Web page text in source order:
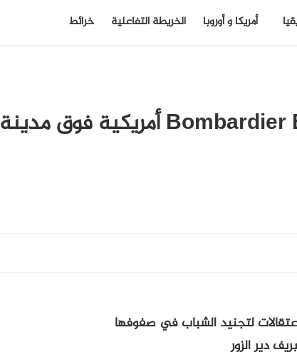
أمريكا و أوروبا الخريطة التفاعلية خرائط
عصراً؛ تحليق لطائرة من طراز Bombardier E-11A أمريكية فوق مدينة
لتجنيد الشباب في صفوفها